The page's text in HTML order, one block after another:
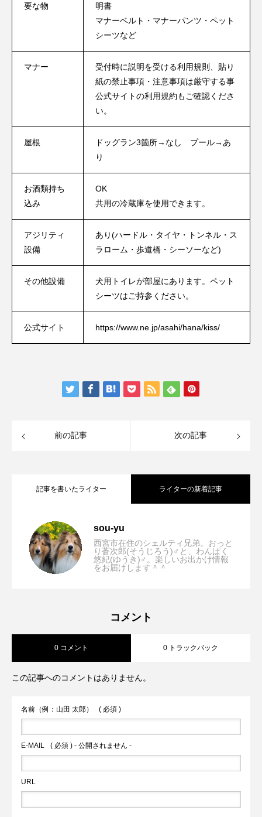
要な物
明書
マナーベルト・マナーパンツ・ペット
シーツなど
マナー
受付時に説明を受ける利用規則、貼り
紙の禁止事項・注意事項は厳守する事
公式サイトの利用規約もご確認くださ
い。
屋根
ドッグラン3箇所→なし プール→あ
り
お酒類持ち
込み
OK
共用の冷蔵庫を使用できます。
アジリティ
設備
あり(ハードル・タイヤ・トンネル・ス
ラローム・歩道橋・シーソーなど)
その他設備
犬用トイレが部屋にあります。ペット
シーツはご持参ください。
公式サイト https://www.ne.jp/asahi/hana/kiss/
前の記事 次の記事
記事を書いたライター ライターの新着記事
sou-yu
西宮市在住のシェルティ兄弟。おっと
り蒼次郎(そうじろう)♂と、わんぱく
悠紀(ゆうき)♂。楽しいお出かけ情報
をお届けします＾＾
2023.10.13 【大阪/貝塚市】mame café(マメカフェ)
「ドッグラン併設！台湾料理やスイーツ
が楽しめて美味しいわんバーガーがある
カフェ」
2023.10.06 【兵庫/西宮市】B6868(ビーロクハチロク
ーチリゾートの手作りのこだわりわんこ
「ワンちゃん店内OK！ビーチ前のドッグ
コメント
0 コメント 0 トラックバック
この記事へのコメントはありません。
名前（例：山田 太郎） ( 必須 )
E-MAIL ( 必須 ) - 公開されません -
URL